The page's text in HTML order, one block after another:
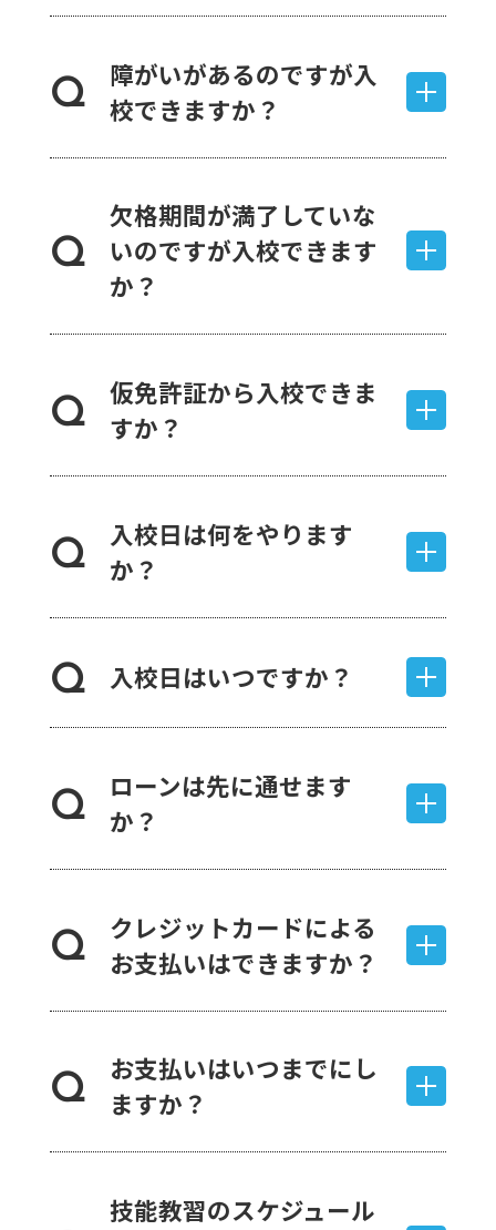
Q
障がいがあるのですが入
校できますか？
Q
欠格期間が満了していな
いのですが入校できます
か？
Q
仮免許証から入校できま
すか？
Q
入校日は何をやります
か？
Q 入校日はいつですか？
Q
ローンは先に通せます
か？
Q
クレジットカードによる
お支払いはできますか？
Q
お支払いはいつまでにし
ますか？
技能教習のスケジュール